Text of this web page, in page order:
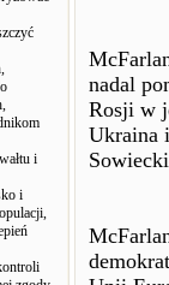
i
i
nadal
Rosji w
Ukraina